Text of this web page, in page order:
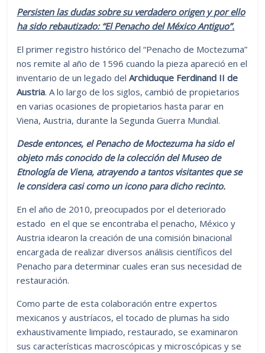
Persisten las dudas sobre su verdadero origen y por ello
ha sido rebautizado: “El Penacho del México Antiguo”.
El primer registro histórico del “Penacho de Moctezuma”
nos remite al año de 1596 cuando la pieza apareció en el
inventario de un legado delArchiduque Ferdinand II de
Austria. A lo largo de los siglos, cambió de propietarios
en varias ocasiones de propietarios hasta parar en
Viena, Austria, durante la Segunda Guerra Mundial.
Desde entonces, el Penacho de Moctezuma ha sido el
objeto más conocido de la colección del Museo de
Etnología de Viena, atrayendo a tantos visitantes que se
le considera casi como un icono para dicho recinto.
En el año de 2010, preocupados por el deteriorado
estado en el que se encontraba el penacho, México y
Austria idearon la creación de una comisión binacional
encargada de realizar diversos análisis científicos del
Penacho para determinar cuales eran sus necesidad de
restauración.
Como parte de esta colaboración entre expertos
mexicanos y austríacos, el tocado de plumas ha sido
exhaustivamente limpiado, restaurado, se examinaron
sus características macroscópicas y microscópicas y se